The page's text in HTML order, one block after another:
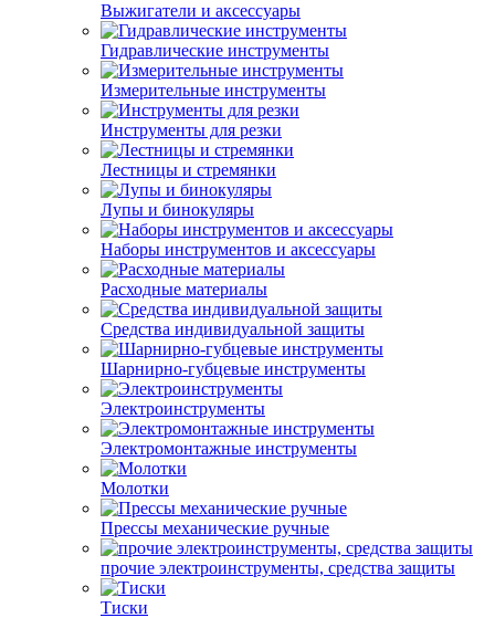
Выжигатели и аксессуары
Гидравлические инструменты
Измерительные инструменты
Инструменты для резки
Лестницы и стремянки
Лупы и бинокуляры
Наборы инструментов и аксессуары
Расходные материалы
Средства индивидуальной защиты
Шарнирно-губцевые инструменты
Электроинструменты
Электромонтажные инструменты
Молотки
Прессы механические ручные
прочие электроинструменты, средства защиты
Тиски